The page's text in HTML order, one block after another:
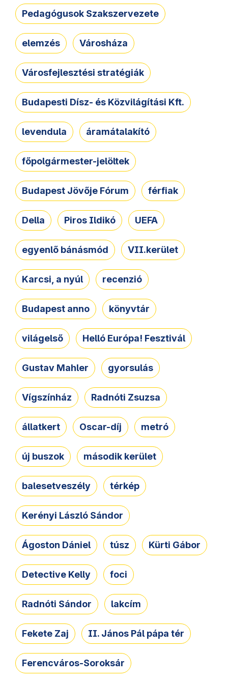
Pedagógusok Szakszervezete
elemzés Városháza
Városfejlesztési stratégiák
Budapesti Dísz- és Közvilágítási Kft.
levendula áramátalakító
főpolgármester-jelöltek
Budapest Jövője Fórum férfiak
Della Piros Ildikó UEFA
egyenlő bánásmód VII.kerület
Karcsi, a nyúl recenzió
Budapest anno könyvtár
világelső Helló Európa! Fesztivál
Gustav Mahler gyorsulás
Vígszínház Radnóti Zsuzsa
állatkert Oscar-díj metró
új buszok második kerület
balesetveszély térkép
Kerényi László Sándor
Ágoston Dániel túsz Kürti Gábor
Detective Kelly foci
Radnóti Sándor lakcím
Fekete Zaj II. János Pál pápa tér
Ferencváros-Soroksár